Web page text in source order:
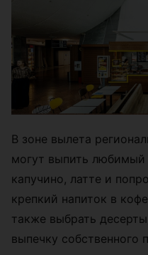
В зоне вылета
могут выпить
капучино, латте и
крепкий напиток в
также выбрать
выпечку собственного